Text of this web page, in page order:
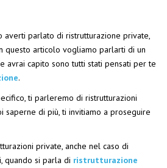
averti parlato di ristrutturazione private,
questo articolo vogliamo parlarti di un
avrai capito sono tutti stati pensati per te
.
ti parleremo di ristrutturazioni
saperne di più, ti invitiamo a proseguire
private, anche nel caso di
quando si parla di ristrutturazione